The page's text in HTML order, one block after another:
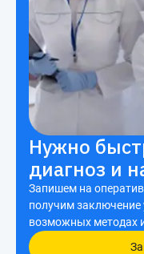
Нужно
диагноз и
Запишем на
получим
возможных методах